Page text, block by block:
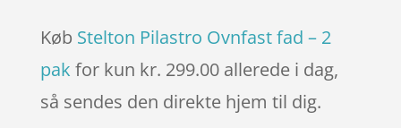
Køb Stelton Pilastro Ovnfast fad – 2
pak for kun kr. 299.00 allerede i dag,
så sendes den direkte hjem til dig.